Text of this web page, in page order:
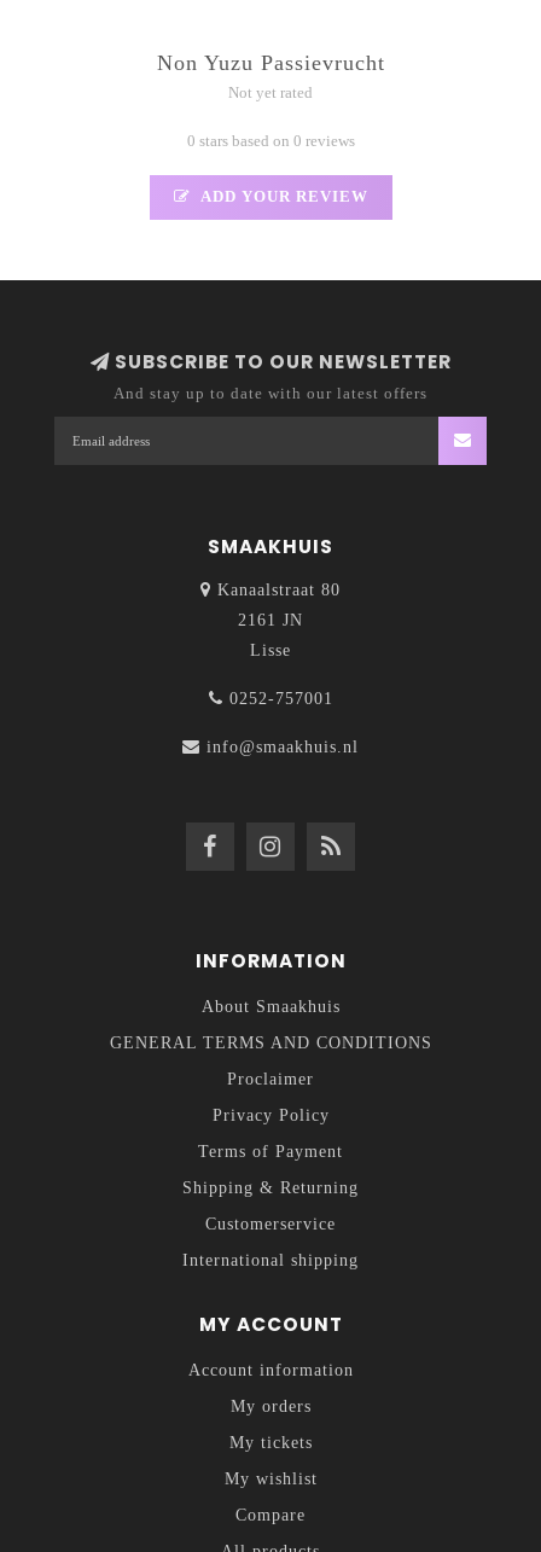
Non Yuzu Passievrucht
Not yet rated
0 stars based on 0 reviews
ADD YOUR REVIEW
SUBSCRIBE TO OUR NEWSLETTER
And stay up to date with our latest offers
SMAAKHUIS
Kanaalstraat 80
2161 JN
Lisse
0252-757001
info@smaakhuis.nl
INFORMATION
About Smaakhuis
GENERAL TERMS AND CONDITIONS
Proclaimer
Privacy Policy
Terms of Payment
Shipping & Returning
Customerservice
International shipping
MY ACCOUNT
Account information
My orders
My tickets
My wishlist
Compare